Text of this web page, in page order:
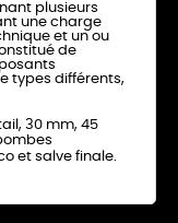
plusieurs
une charge
et un ou
de
types différents,
30 mm, 45
et salve finale.